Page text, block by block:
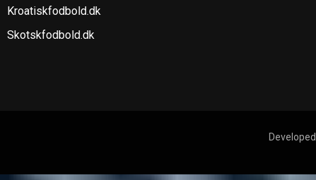
Kroatiskfodbold.dk
Skotskfodbold.dk